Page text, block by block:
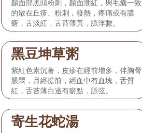
顏面部黑頭粉刺，顏面潮紅，與毛囊一致
的散在丘疹、粉刺，發熱，疼痛或有膿
瘡，舌淡紅，舌苔薄黃，脈浮數。
黑豆坤草粥
紫紅色素沉著，皮疹在經前增多，伴胸脅
脹悶，月經提前，經血中有血塊，舌質
紅，舌苔薄白邊有瘀點，脈弦。
寄生花蛇湯